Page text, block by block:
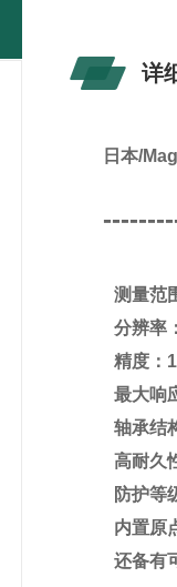
详
日本/
测量范
分辨率
精度：
最大响
轴承结
高耐久
防护等
内置原
还备有